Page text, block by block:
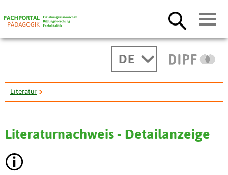
DE
Literatur
Literaturnachweis - Detailanzeige